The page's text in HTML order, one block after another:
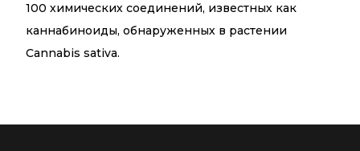
100 химических соединений, известных как
каннабиноиды, обнаруженных в растении
Cannabis sativa.